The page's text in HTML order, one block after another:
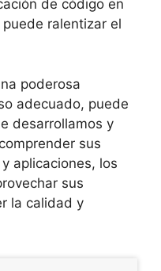
de código en
ralentizar el
poderosa
adecuado, puede
desarrollamos y
sus
aplicaciones, los
sus
la calidad y